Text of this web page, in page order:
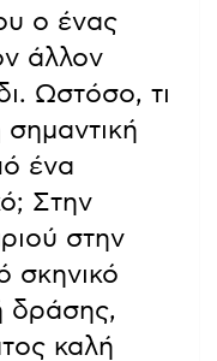
ο ένας
άλλον
Ωστόσο, τι
ένα
Στην
στην
σκηνικό
δράσης,
καλή